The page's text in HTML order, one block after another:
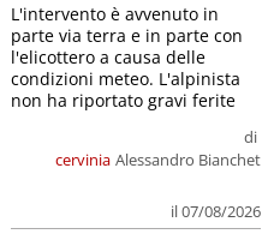
cervinia
di
Alessandro Bianchet
il 07/08/2026
L'intervento è avvenuto in
parte via terra e in parte con
l'elicottero a causa delle
condizioni meteo. L'alpinista
non ha riportato gravi ferite